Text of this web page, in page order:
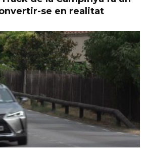
se en realitat